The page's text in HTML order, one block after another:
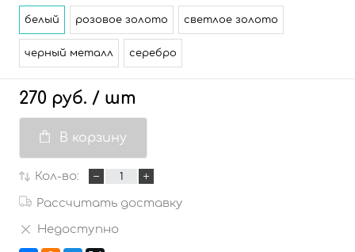
белый розовое золото светлое золото
черный металл серебро
270 руб. / шт
В корзину
Кол-во:
Рассчитать доставку
Недоступно